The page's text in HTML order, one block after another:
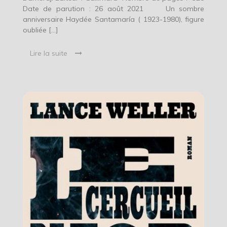
Date de parution : 26 août 2021 Un sombre
anniversaire Haydée Santamaría ( 1923-1980), figure
oubliée […]
Lire la suite